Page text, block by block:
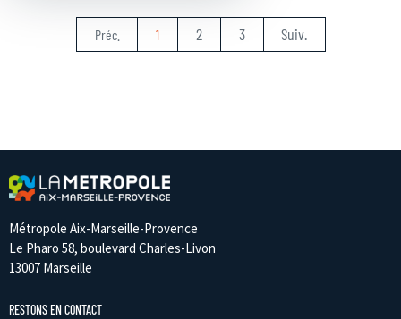
Préc. 1 2 3 Suiv.
Métropole Aix-Marseille-Provence
Le Pharo 58, boulevard Charles-Livon
13007 Marseille
RESTONS EN CONTACT